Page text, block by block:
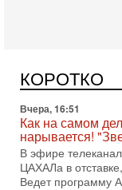
КОРОТКО
АХИ «Дракон»
субмариной в
Вчера, 16:51
Как на самом
нарывается!
В эфире
ЦАХАЛа в
Ведет программу